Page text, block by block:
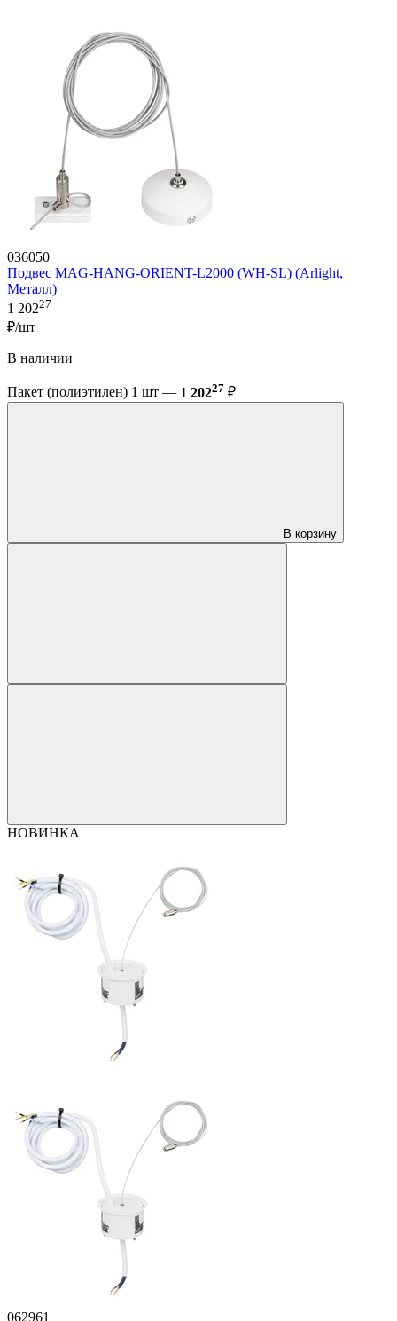
036050
Подвес MAG-HANG-ORIENT-L2000 (WH-SL) (Arlight,
Металл)
1 20227
₽/шт
В наличии
Пакет (полиэтилен) 1 шт — 1 20227 ₽
В корзину
НОВИНКА
062961